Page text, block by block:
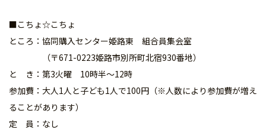
■こちょ☆こちょ
ところ：協同購入センター姫路東 組合員集会室
（〒671-0223姫路市別所町北宿930番地）
と き：第3火曜 10時半～12時
参加費：大人1人と子ども1人で100円（※人数により参加費が増え
ることがあります）
定 員：なし